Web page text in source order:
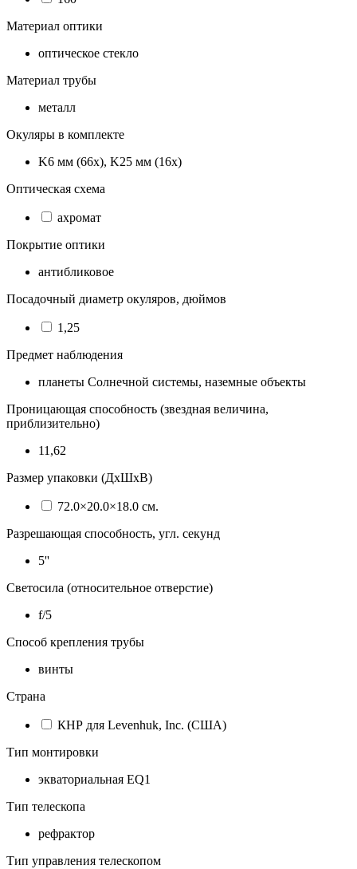
Материал оптики
оптическое стекло
Материал трубы
металл
Окуляры в комплекте
K6 мм (66х), K25 мм (16х)
Оптическая схема
ахромат
Покрытие оптики
антибликовое
Посадочный диаметр окуляров, дюймов
1,25
Предмет наблюдения
планеты Солнечной системы, наземные объекты
Проницающая способность (звездная величина,
приблизительно)
11,62
Размер упаковки (ДхШхВ)
72.0×20.0×18.0 см.
Разрешающая способность, угл. секунд
5''
Светосила (относительное отверстие)
f/5
Способ крепления трубы
винты
Страна
КНР для Levenhuk, Inc. (США)
Тип монтировки
экваториальная EQ1
Тип телескопа
рефрактор
Тип управления телескопом